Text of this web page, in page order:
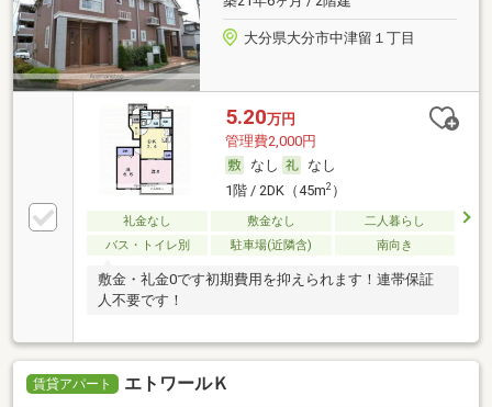
大分県大分市中津留１丁目
5.20万円
管理費2,000円
なし
なし
1階 / 2DK（45m2）
礼金なし 敷金なし
二人暮らし
バス・トイレ別
駐車場(近隣含) 南向き
敷金・礼金0です初期費用を抑えられます！連帯保証
人不要です！
賃貸アパート エトワールＫ